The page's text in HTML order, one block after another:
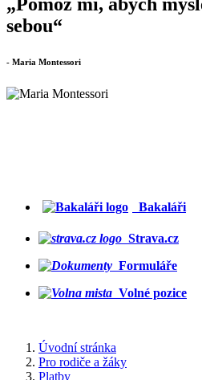
sebou“
- Maria Montessori
Bakaláři
Strava.cz
Formuláře
Volné pozice
Úvodní stránka
Pro rodiče a žáky
Platby